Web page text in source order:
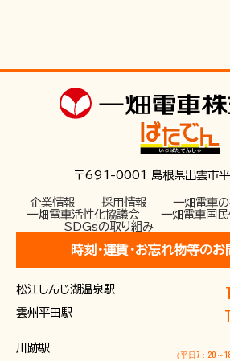
お問い合わせ〒691-0001 島根県出雲市
企業情報 採用情報
一畑電車
一畑電車活性化協議会
一畑電車国民
SDGsの取り組み
時刻･運賃･お忘れ物等のお
松江しんじ湖温泉駅
雲州平田駅
川跡駅
（平日7：20